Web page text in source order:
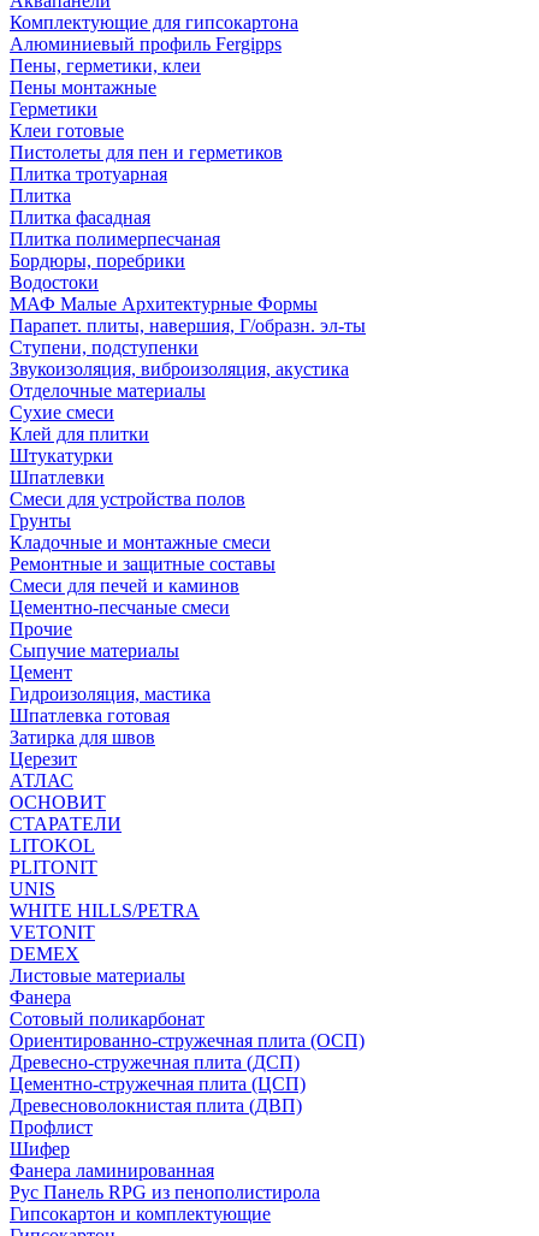
Комплектующие для гипсокартона
Алюминиевый профиль Fergipps
Пены, герметики, клеи
Пены монтажные
Герметики
Клеи готовые
Пистолеты для пен и герметиков
Плитка тротуарная
Плитка
Плитка фасадная
Плитка полимерпесчаная
Бордюры, поребрики
Водостоки
МАФ Малые Архитектурные Формы
Парапет. плиты, навершия, Г/образн. эл-ты
Ступени, подступенки
Звукоизоляция, виброизоляция, акустика
Отделочные материалы
Сухие смеси
Клей для плитки
Штукатурки
Шпатлевки
Смеси для устройства полов
Грунты
Кладочные и монтажные смеси
Ремонтные и защитные составы
Смеси для печей и каминов
Цементно-песчаные смеси
Прочие
Сыпучие материалы
Цемент
Гидроизоляция, мастика
Шпатлевка готовая
Затирка для швов
Церезит
АТЛАС
ОСНОВИТ
СТАРАТЕЛИ
LITOKOL
PLITONIT
UNIS
WHITE HILLS/PETRA
VETONIT
DEMEX
Листовые материалы
Фанера
Сотовый поликарбонат
Ориентированно-стружечная плита (ОСП)
Древесно-стружечная плита (ДСП)
Цементно-стружечная плита (ЦСП)
Древесноволокнистая плита (ДВП)
Профлист
Шифер
Фанера ламинированная
Рус Панель RPG из пенополистирола
Гипсокартон и комплектующие